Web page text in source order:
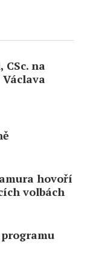
na
hovoří
volbách